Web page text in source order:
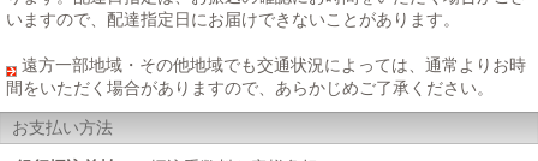
いますので、配達指定日にお届けできないことがあります。
遠方一部地域・その他地域でも交通状況によっては、通常よりお時
間をいただく場合がありますので、あらかじめご了承ください。
お支払い方法